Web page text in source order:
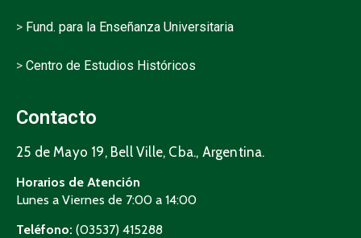
> Fund. para la Enseñanza Universitaria
> Centro de Estudios Históricos
Contacto
25 de Mayo 19, Bell Ville, Cba., Argentina.
Horarios de Atención
Lunes a Viernes de 7:00 a 14:00
Teléfono: (03537) 415288